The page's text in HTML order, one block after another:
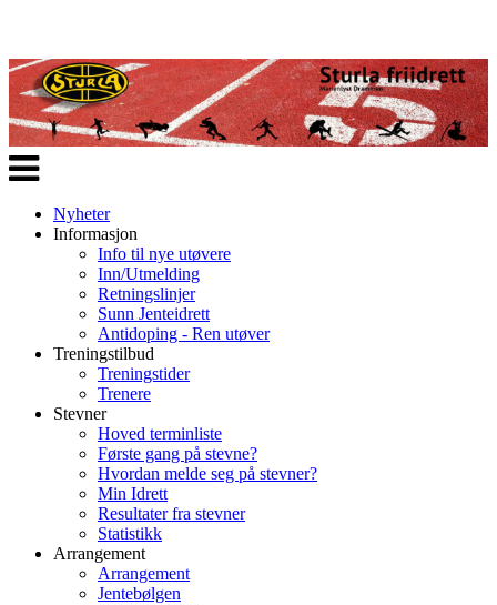
Veksle
navigasjon
Nyheter
Informasjon
Info til nye utøvere
Inn/Utmelding
Retningslinjer
Sunn Jenteidrett
Antidoping - Ren utøver
Treningstilbud
Treningstider
Trenere
Stevner
Hoved terminliste
Første gang på stevne?
Hvordan melde seg på stevner?
Min Idrett
Resultater fra stevner
Statistikk
Arrangement
Arrangement
Jentebølgen